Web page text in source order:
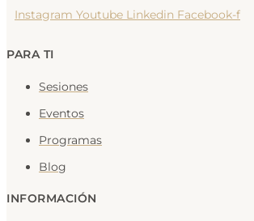
Instagram Youtube Linkedin Facebook-f
PARA TI
Sesiones
Eventos
Programas
Blog
INFORMACIÓN